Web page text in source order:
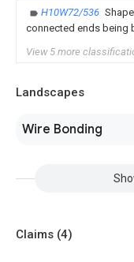
H10W72/536
connected ends being
View 5 more
Landscapes
Wire Bonding
Claims (4)